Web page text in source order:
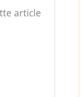
article